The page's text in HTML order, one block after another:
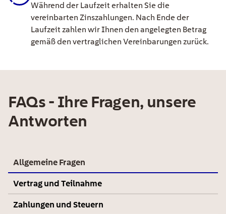
Während der Laufzeit erhalten Sie die
vereinbarten Zinszahlungen. Nach Ende der
Laufzeit zahlen wir Ihnen den angelegten Betrag
gemäß den vertraglichen Vereinbarungen zurück.
FAQs - Ihre Fragen, unsere
Antworten
Allgemeine Fragen
Vertrag und Teilnahme
Zahlungen und Steuern